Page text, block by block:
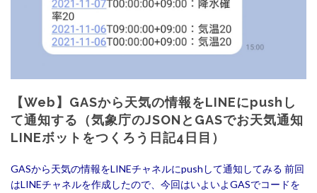
【Web】GASから天気の情報をLINEにpushし
て通知する（気象庁のJSONとGASでお天気通知
LINEボットをつくろう日記4日目）
GASから天気の情報をLINEチャネルにpushして通知してみる 前回
はLINEチャネルを作成したので、今回はいよいよGASでコードを